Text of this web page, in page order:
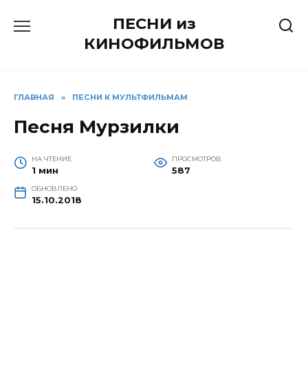
ПЕСНИ из
КИНОФИЛЬМОВ
ГЛАВНАЯ » ПЕСНИ К МУЛЬТФИЛЬМАМ
Песня Мурзилки
НА ЧТЕНИЕ
1 мин
ПРОСМОТРОВ
587
ОБНОВЛЕНО
15.10.2018